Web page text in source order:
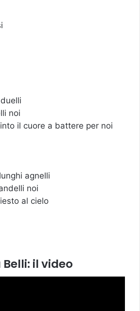
noi
il cuore a battere per noi
agnelli
noi
al cielo
Belli: il video